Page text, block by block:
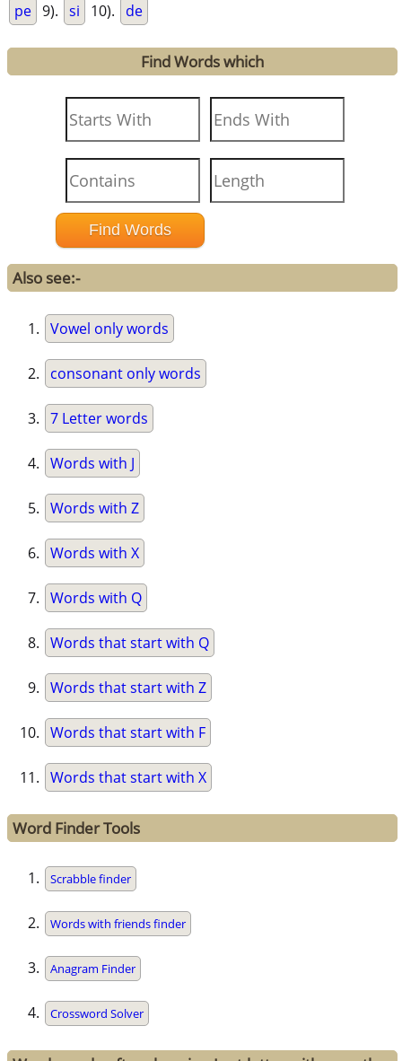
pe 9). si 10). de
Find Words which
Also see:-
Vowel only words
consonant only words
7 Letter words
Words with J
Words with Z
Words with X
Words with Q
Words that start with Q
Words that start with Z
Words that start with F
Words that start with X
Word Finder Tools
Scrabble finder
Words with friends finder
Anagram Finder
Crossword Solver